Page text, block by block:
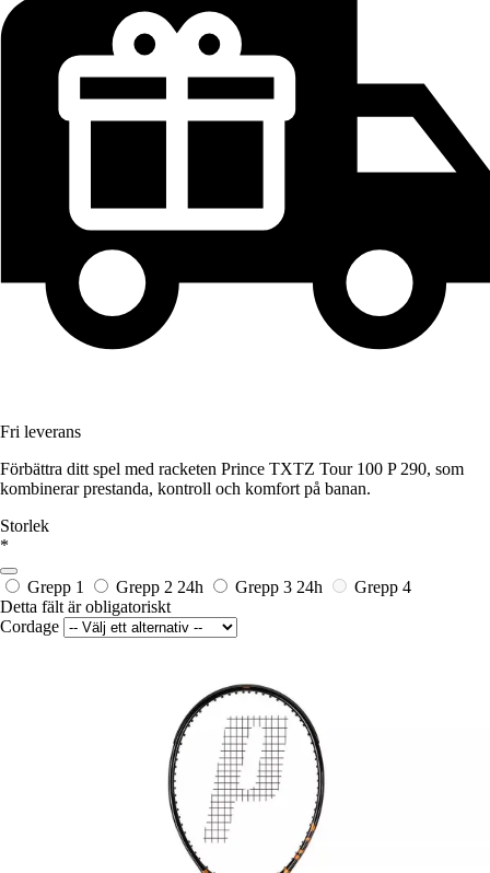
Fri leverans
Förbättra ditt spel med racketen Prince TXTZ Tour 100 P 290, som
kombinerar prestanda, kontroll och komfort på banan.
Storlek
*
Grepp 1 Grepp 2 24h Grepp 3 24h
Grepp 4
Detta fält är obligatoriskt
Cordage